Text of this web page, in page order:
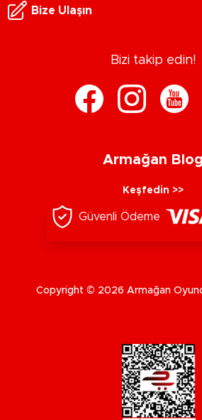
Bize Ulaşın
Bizi takip edin!
Armağan Blog
Keşfedin >>
Güvenli Ödeme
Copyright © 2026 Armağan